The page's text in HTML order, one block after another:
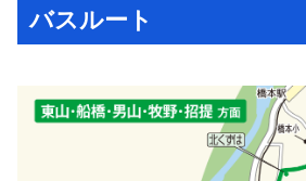
バスルート